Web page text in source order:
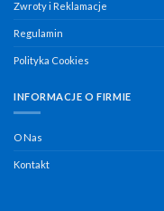
Zwroty i Reklamacje
Regulamin
Polityka Cookies
INFORMACJE O FIRMIE
O Nas
Kontakt